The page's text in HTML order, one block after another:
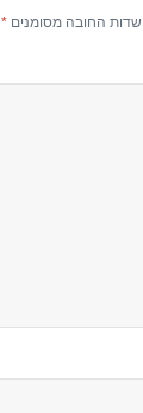
שדות החובה מסומנים*